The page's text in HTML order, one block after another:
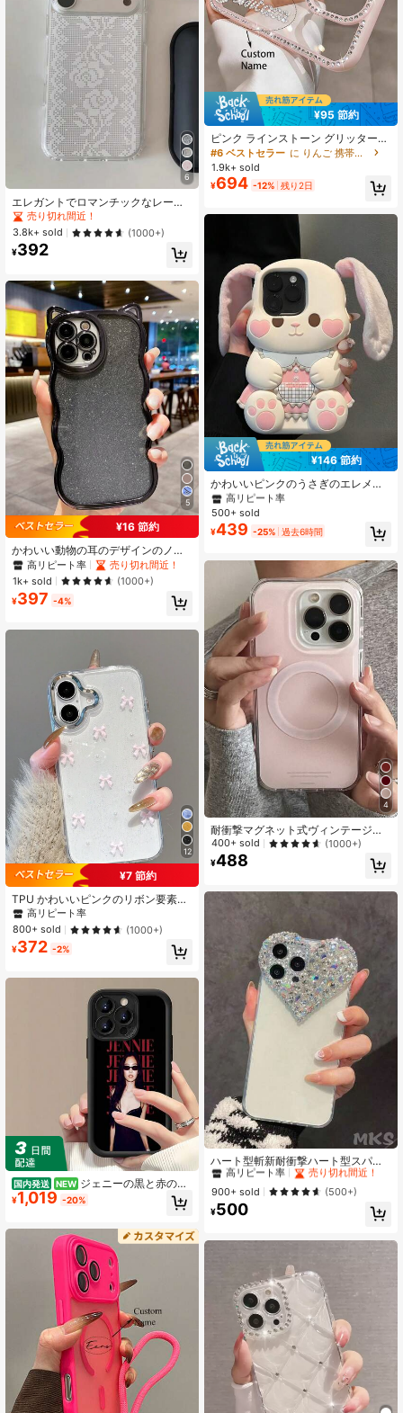
6
エレガントでロマンチックなレース
フラワー ソフト透明スマホケース 17
Pro Max 17 Pro 17 16 Pro Max 16 Pr
o 16 15 14 13 12 ProMax 11対応 フ
ァッション クリア 耐衝撃カバー
売り切れ間近！
3.8k+ sold
(1000+)
¥392
5
¥16 節約
かわいい動物の耳のデザインのノベ
ルティケース 1個 ブラック 6D 電気
メッキ かわいい漫画の波型エッジデ
ザイン + グリッターパッド スマホケ
ース iPhone 17/17 Pro/17 Pro Max、
16/16 Pro/16 Plus/16 Pro Max、7/8/
Pro Max、13/13 Pro/13 Pro Max、1
4/14 Pro/14 Plus/14 Pro Max、15/1
5 Pro/15 Plus/15 Pro Max 誕生日プ
レゼント パーティー
高リピート率
売り切れ間近！
1k+ sold
(1000+)
¥397 -4%
12
¥7 節約
TPU かわいいピンクのリボン要素フ
ァッションスマホケースエポキシ樹
脂リボン透明スマホケース3Dピンク
のリボンとフェイクパールビーズ付
き光沢のあるシルバーフレームiPhon
e 17/17Air/17Pro/17ProMax/16/15/1
Pro/Plus対応TPUソフトフルカバー
ケース春の誕生日プレゼントパーテ
高リピート率
800+ sold
(1000+)
¥372 -2%
国内発送 NEW ジェニーの黒と赤のシ
ックなポートレート柄スマホケース
は、、Apple、VIVO、OPPO、、Tra
す。TPUシリコン製で、衝撃や落下
から保護します。バレンタインデー
や新年の贈り物にも最適です。
¥1,019 -20%
¥95 節約
ピンク ラインストーン グリッター
パーソナライズ名文字パターン 透明
17 16 Pro Max対応 耐衝撃保護カバ
ー 彼女へのギフト、美的、誕生日プ
レゼント
#6 ベストセラー
に りんご 携帯電話ケース
1.9k+ sold
¥694 -12% 残り2日
¥146 節約
かわいいピンクのうさぎのエレメン
トシリコンハートブラッシュ3Dうさ
ぎシリコンアニマルイヤースタイル
かわいいスマホ耐衝撃ケースぬいぐ
るみ耳付きiPhone 17/17pro/7air/17P
MAX/15/15PRO/15PLUS/15PROMA
X/14PROMAX/14/14PRO/14PLUS/1
3/13PRO/13PROMAX/12/12PRO/12
PROMAX/11/11PRO/11PROMAX/X
S/XR/XSMAX/7PLUS/8PLUS/7G/8
G/6G/6PLUS/iPhone12 Mini/iPhone
13 Mini対応-かわいい漫画カバー誕
生日パーティーギフトお母さんへの
ギフト
#3 ベストセラー
に iPhone 6/6s Plus ノベルティケース
高リピート率
#3 ベストセラー
に iPhone 6/6s Plus ノベルティケース
高リピート率
#3 ベストセラー
に iPhone 6/6s Plus ノベルティケース
高リピート率
#3 ベストセラー
高リピート率
500+ sold
¥439 -25% 過去6時間
4
耐衝撃マグネット式ヴィンテージパ
ープルワイヤレス充電対応透明バン
パースマホケースiPhone 16/15/14/1
3/12/11/17 Pro Max Plus対応ファッ
ゼント
400+ sold (1000+)
¥488
ハート型斬新耐衝撃ハート型スパン
コールY2Kクリスタル装飾ハート型
透明スマホケース、カラフルなクリ
スタル装飾、耐衝撃保護カバー、iPh
one 16 Pro Maxおよび15 Pro Max対
応、防水、耐衝撃、傷防止誕生日プ
#7 ベストセラー
に ハート型 携帯電話ケース
高リピート率
売り切れ間近！
#7 ベストセラー
に ハート型 携帯電話ケース
高リピート率
売り切れ間近！
#7 ベストセラー
に ハート型 携帯電話ケース
高リピート率
売り切れ間近！
#7 ベストセラー
売り切れ間近！
900+ sold (500+)
¥500